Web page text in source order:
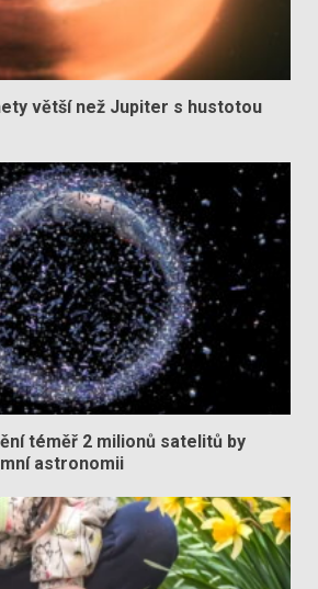
větší než Jupiter s hustotou
téměř 2 milionů satelitů by
astronomii